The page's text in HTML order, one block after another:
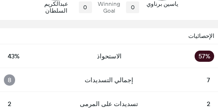
ياسين برناوي 0
Winning
Goal
0
عبدالكريم
السلطان
الإحصائيات
57% الاستحواذ 43%
7 إجمالي التسديدات 8
2 تسديدات على المرمى 2